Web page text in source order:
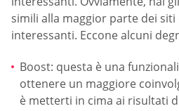
simili alla maggior parte dei
interessanti. Eccone alcuni
Boost: questa è una
ottenere un maggiore
è metterti in cima ai risultati